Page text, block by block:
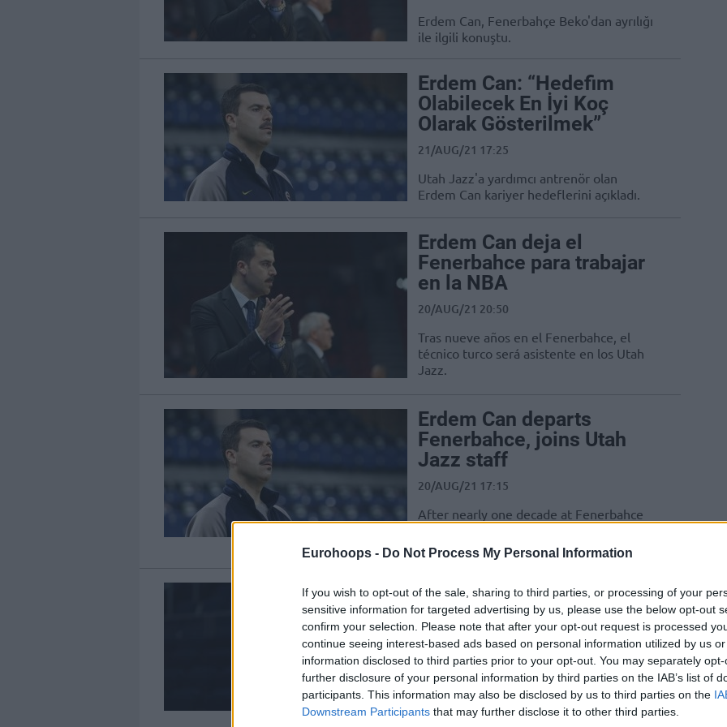
Eurohoops - Do Not Process My Personal Information
If you wish to opt-out of the sale, sharing to third parties, or processing of your
sensitive information for targeted advertising by us, please use the below opt-out
confirm your selection. Please note that after your opt-out request is processed
continue seeing interest-based ads based on personal information utilized by us
information disclosed to third parties prior to your opt-out. You may separately
further disclosure of your personal information by third parties on the IAB’s list of
participants. This information may also be disclosed by us to third parties on the
Downstream Participants that may further disclose it to other third parties.
Erdem Can, Fenerbahçe Beko'dan ayrılığı
ile ilgili konuştu.
Erdem Can: “Hedefim
Olabilecek En İyi Koç
Olarak Gösterilmek”
21/AUG/21 17:25
Utah Jazz'a yardımcı antrenör olan
Erdem Can kariyer hedeflerini açıkladı.
Erdem Can deja el
Fenerbahce para trabajar
en la NBA
20/AUG/21 20:50
Tras nueve años en el Fenerbahce, el
técnico turco será asistente en los Utah
Jazz.
Erdem Can departs
Fenerbahce, joins Utah
Jazz staff
20/AUG/21 17:15
After nearly one decade at Fenerbahce
NBA
Fenerbahçe Beko, Erdem
Can’ı NBA’e Uğurladı!
20/AUG/21 17:02
Fenerbahçe Beko'da Erdem Can
görevinden ayrıldı...